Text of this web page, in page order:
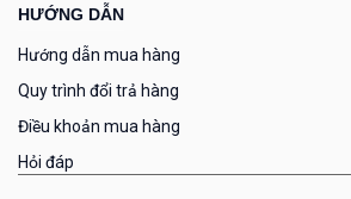
HƯỚNG DẪN
Hướng dẫn mua hàng
Quy trình đổi trả hàng
Điều khoản mua hàng
Hỏi đáp